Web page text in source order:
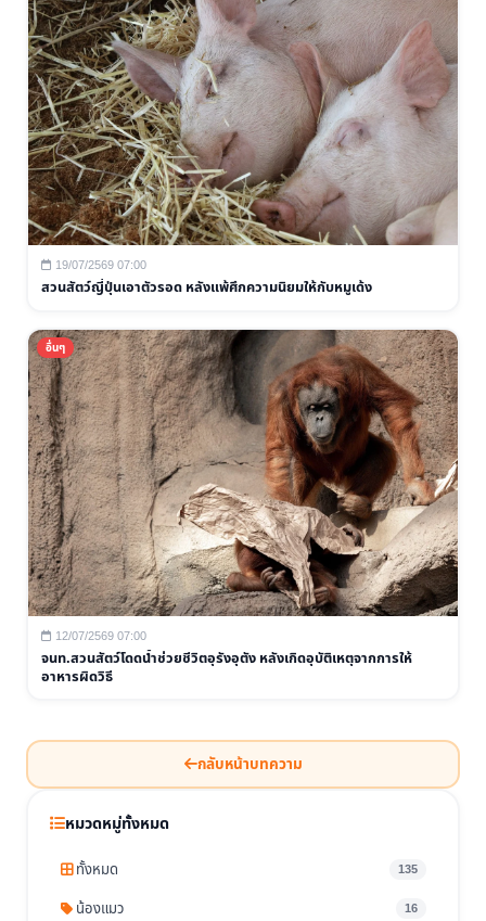
19/07/2569 07:00
สวนสัตว์ญี่ปุ่นเอาตัวรอด หลังแพ้ศึกความนิยมให้กับหมูเด้ง
อื่นๆ
12/07/2569 07:00
จนท.สวนสัตว์โดดน้ำช่วยชีวิตอุรังอุตัง หลังเกิดอุบัติเหตุจากการให้
อาหารผิดวิธี
กลับหน้าบทความ
หมวดหมู่ทั้งหมด
ทั้งหมด 135
น้องแมว 16